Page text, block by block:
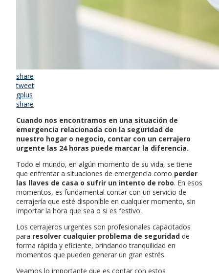
share
tweet
gplus
share
Cuando nos encontramos en una situación de
emergencia relacionada con la seguridad de
nuestro hogar o negocio, contar con un cerrajero
urgente las 24 horas puede marcar la diferencia.
Todo el mundo, en algún momento de su vida, se tiene
que enfrentar a situaciones de emergencia como perder
las llaves de casa o sufrir un intento de robo. En esos
momentos, es fundamental contar con un servicio de
cerrajería que esté disponible en cualquier momento, sin
importar la hora que sea o si es festivo.
Los cerrajeros urgentes son profesionales capacitados
para resolver cualquier problema de seguridad de
forma rápida y eficiente, brindando tranquilidad en
momentos que pueden generar un gran estrés.
Veamos lo importante que es contar con estos